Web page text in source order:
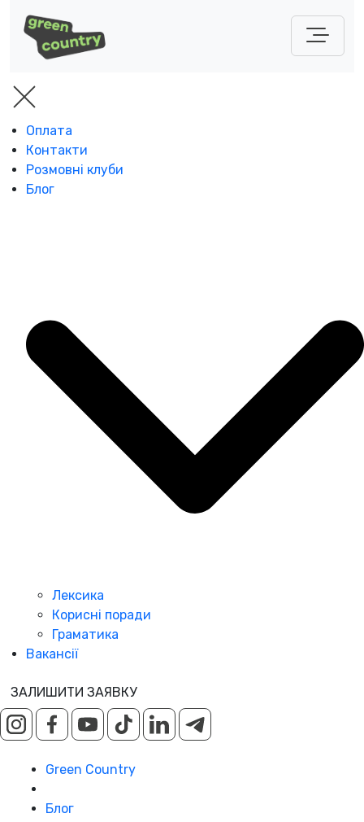
Оплата
Контакти
Розмовні клуби
Блог
Лексика
Корисні поради
Граматика
Вакансії
ЗАЛИШИТИ ЗАЯВКУ
Green Country
Блог